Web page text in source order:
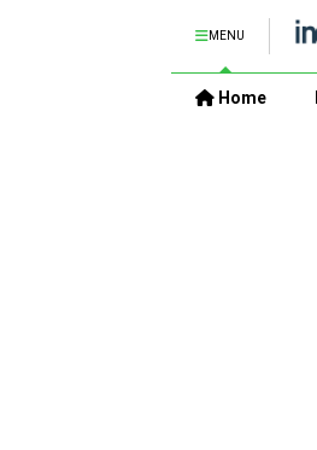
MENU
Home